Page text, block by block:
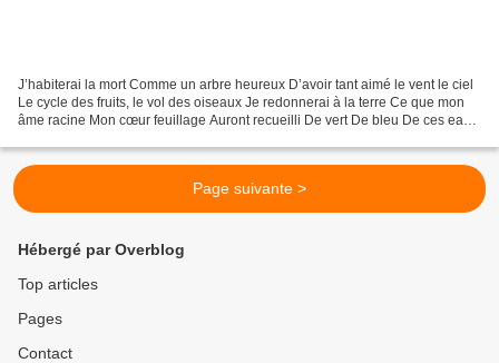
J’habiterai la mort Comme un arbre heureux D’avoir tant aimé le vent le ciel
Le cycle des fruits, le vol des oiseaux Je redonnerai à la terre Ce que mon
âme racine Mon cœur feuillage Auront recueilli De vert De bleu De ces eaux
Page suivante >
Hébergé par Overblog
Top articles
Pages
Contact